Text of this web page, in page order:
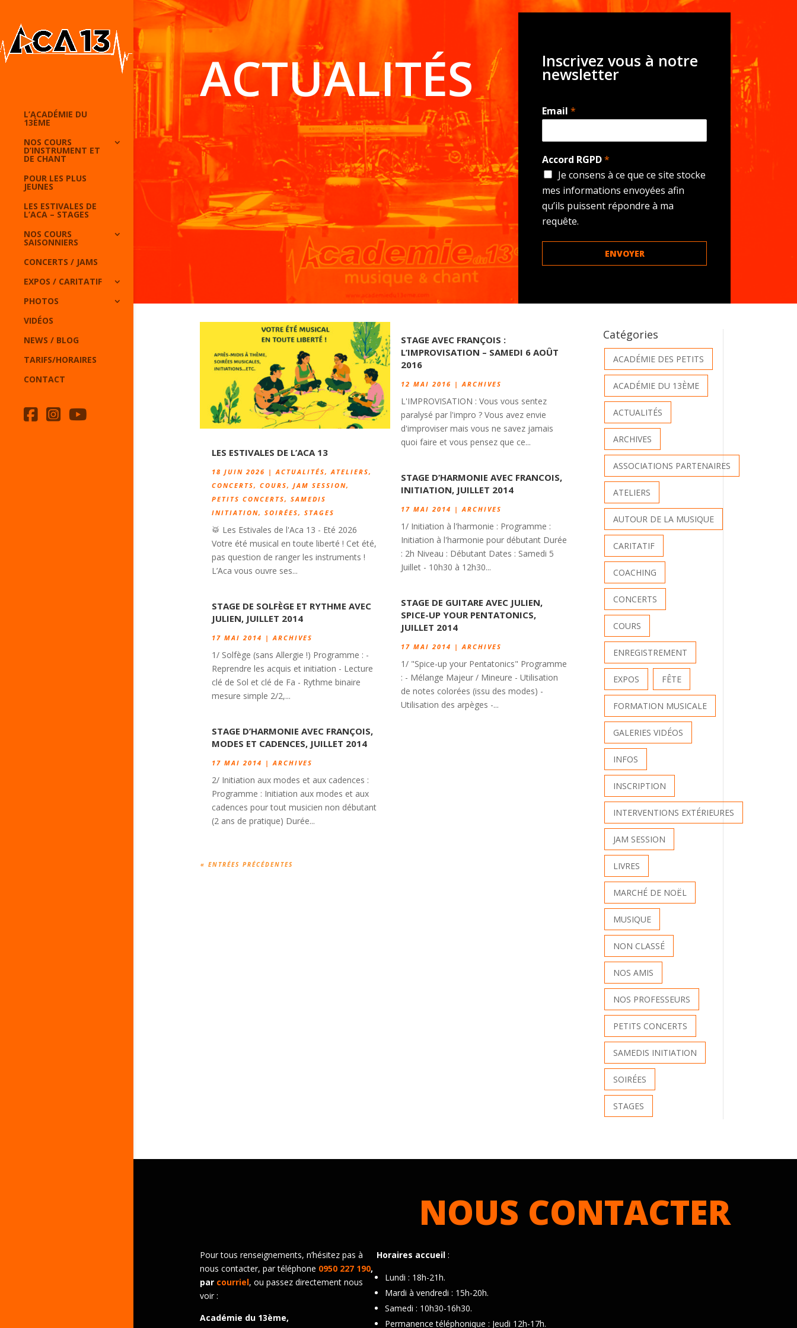
L’ACADÉMIE DU
13ÈME
NOS COURS
D’INSTRUMENT ET
DE CHANT
POUR LES PLUS
JEUNES
LES ESTIVALES DE
L’ACA – STAGES
NOS COURS
SAISONNIERS
CONCERTS / JAMS
EXPOS / CARITATIF
PHOTOS
VIDÉOS
NEWS / BLOG
TARIFS/HORAIRES
CONTACT
ACTUALITÉS Inscrivez vous à notre
newsletter
Email*
Accord RGPD*
Je consens à ce que ce site stocke
mes informations envoyées afin
qu’ils puissent répondre à ma
requête.
ENVOYER
LES ESTIVALES DE L’ACA 13
18 JUIN 2026 |ACTUALITÉS,ATELIERS,
CONCERTS, COURS, JAM SESSION,
PETITS CONCERTS, SAMEDIS
INITIATION, SOIRÉES, STAGES
🥁 Les Estivales de l'Aca 13 - Eté 2026
Votre été musical en toute liberté ! Cet été,
pas question de ranger les instruments !
L’Aca vous ouvre ses...
STAGE DE SOLFÈGE ET RYTHME AVEC
JULIEN, JUILLET 2014
17 MAI 2014 |ARCHIVES
1/ Solfège (sans Allergie !) Programme : -
Reprendre les acquis et initiation - Lecture
clé de Sol et clé de Fa - Rythme binaire
mesure simple 2/2,...
STAGE D’HARMONIE AVEC FRANÇOIS,
MODES ET CADENCES, JUILLET 2014
17 MAI 2014 |ARCHIVES
2/ Initiation aux modes et aux cadences :
Programme : Initiation aux modes et aux
cadences pour tout musicien non débutant
(2 ans de pratique) Durée...
STAGE AVEC FRANÇOIS :
L’IMPROVISATION – SAMEDI 6 AOÛT
2016
12 MAI 2016 |ARCHIVES
L'IMPROVISATION : Vous vous sentez
paralysé par l'impro ? Vous avez envie
d'improviser mais vous ne savez jamais
quoi faire et vous pensez que ce...
STAGE D’HARMONIE AVEC FRANCOIS,
INITIATION, JUILLET 2014
17 MAI 2014 |ARCHIVES
1/ Initiation à l'harmonie : Programme :
Initiation à l'harmonie pour débutant Durée
: 2h Niveau : Débutant Dates : Samedi 5
Juillet - 10h30 à 12h30...
STAGE DE GUITARE AVEC JULIEN,
SPICE-UP YOUR PENTATONICS,
JUILLET 2014
17 MAI 2014 |ARCHIVES
1/ "Spice-up your Pentatonics" Programme
: - Mélange Majeur / Mineure - Utilisation
de notes colorées (issu des modes) -
Utilisation des arpèges -...
« ENTRÉES PRÉCÉDENTES
Catégories
ACADÉMIE DES PETITS
ACADÉMIE DU 13ÈME
ACTUALITÉS
ARCHIVES
ASSOCIATIONS PARTENAIRES
ATELIERS
AUTOUR DE LA MUSIQUE
CARITATIF
COACHING
CONCERTS
COURS
ENREGISTREMENT
EXPOS FÊTE
FORMATION MUSICALE
GALERIES VIDÉOS
INFOS
INSCRIPTION
INTERVENTIONS EXTÉRIEURES
JAM SESSION
LIVRES
MARCHÉ DE NOËL
MUSIQUE
NON CLASSÉ
NOS AMIS
NOS PROFESSEURS
PETITS CONCERTS
SAMEDIS INITIATION
SOIRÉES
STAGES
NOUS CONTACTER
Pour tous renseignements, n’hésitez pas à
nous contacter, par téléphone 0950 227 190,
par courriel, ou passez directement nous
voir :
Académie du 13ème,
Horaires accueil :
Lundi : 18h-21h.
Mardi à vendredi : 15h-20h.
Samedi : 10h30-16h30.
Permanence téléphonique : Jeudi 12h-17h.